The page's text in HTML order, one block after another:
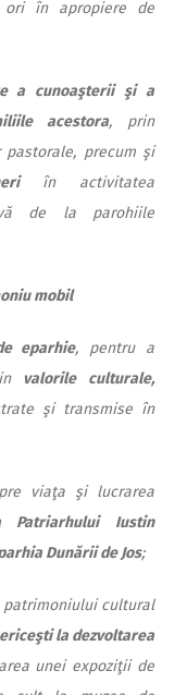
în apropiere de
a cunoaşterii şi a
acestora, prin
precum şi
în activitatea
de la parohiile
mobil
eparhie, pentru a
valorile culturale,
şi transmise în
viaţa şi lucrarea
Patriarhului Iustin
Dunării de Jos;
patrimoniului cultural
la dezvoltarea
unei expoziţii de